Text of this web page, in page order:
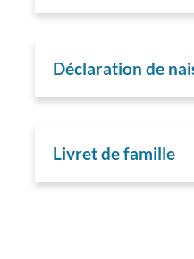
Déclaration de
Livret de famille